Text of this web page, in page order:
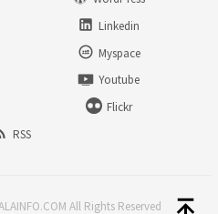
Linkedin
Myspace
Youtube
Flickr
RSS
All Rights Reserved